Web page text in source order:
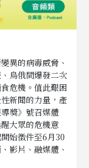
異的病毒威脅、
烏俄間爆發二次
危機。值此艱困
新聞的力量，產
獎》號召媒體
大眾的危機意
始徵件至6月30
影片、融媒體、